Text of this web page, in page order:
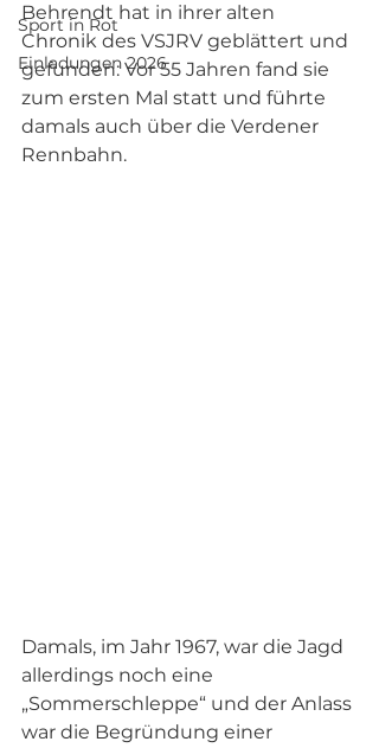
Sport in Rot
Einladungen 2026
Behrendt hat in ihrer alten
Chronik des VSJRV geblättert und
gefunden: Vor 55 Jahren fand sie
zum ersten Mal statt und führte
damals auch über die Verdener
Rennbahn.
Damals, im Jahr 1967, war die Jagd
allerdings noch eine
„Sommerschleppe“ und der Anlass
war die Begründung einer